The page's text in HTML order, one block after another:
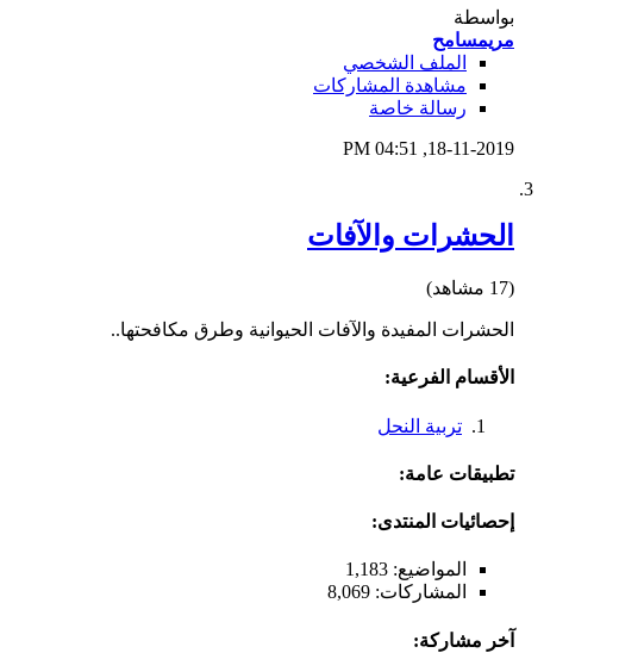
بواسطة
مريمسامح
الملف الشخصي
مشاهدة المشاركات
رسالة خاصة
18-11-2019,
04:51 PM
الحشرات والآفات
(17 مشاهد)
الحشرات المفيدة والآفات الحيوانية وطرق مكافحتها..
الأقسام الفرعية:
تربية النحل
تطبيقات عامة:
إحصائيات المنتدى:
المواضيع: 1,183
المشاركات: 8,069
آخر مشاركة: